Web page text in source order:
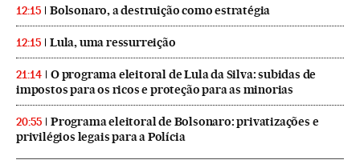
12:15 Bolsonaro, a destruição como estratégia
12:15 Lula, uma ressurreição
21:14
O programa eleitoral de Lula da Silva: subidas de
impostos para os ricos e proteção para as minorias
20:55
Programa eleitoral de Bolsonaro: privatizações e
privilégios legais para a Polícia